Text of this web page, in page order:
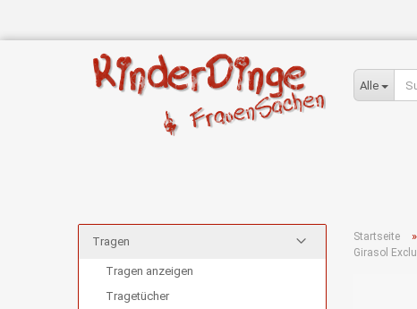
Alle
Startseite »
Girasol
Tragen
Tragen anzeigen
Tragetücher